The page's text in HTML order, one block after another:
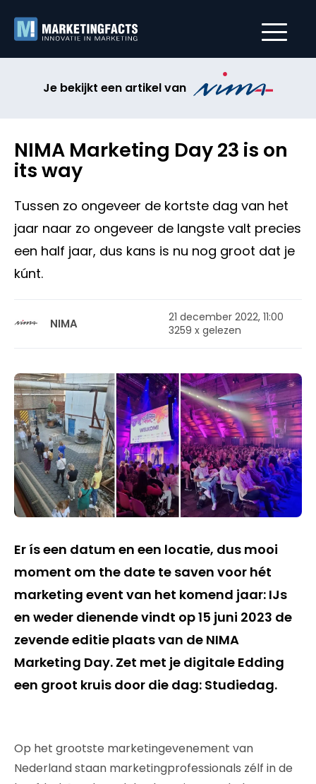
Je bekijkt een artikel van
NIMA Marketing Day 23 is on
its way
Tussen zo ongeveer de kortste dag van het
jaar naar zo ongeveer de langste valt precies
een half jaar, dus kans is nu nog groot dat je
kúnt.
NIMA
21 december 2022, 11:00
3259 x gelezen
Er ís een datum en een locatie, dus mooi
moment om the date te saven voor hét
marketing event van het komend jaar: IJs
en weder dienende vindt op 15 juni 2023 de
zevende editie plaats van de NIMA
Marketing Day. Zet met je digitale Edding
een groot kruis door die dag: Studiedag.
Op het grootste marketingevenement van
Nederland staan marketingprofessionals zélf in de